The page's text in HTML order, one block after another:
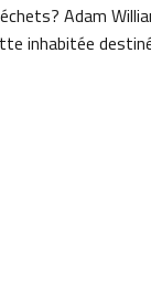
Adam
inhabitée